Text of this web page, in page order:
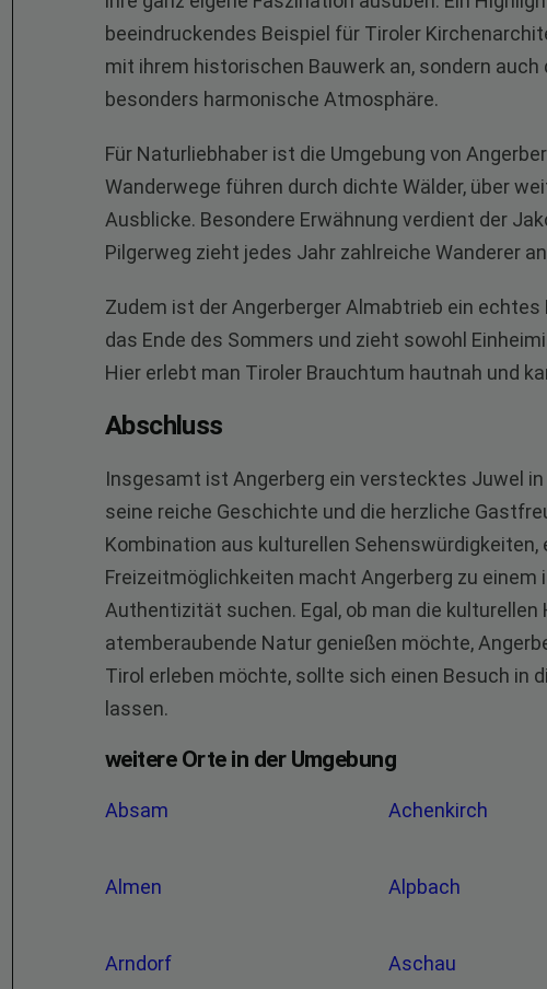
beeindruckendes Beispiel für Tiroler
mit ihrem historischen Bauwerk an, sondern
besonders harmonische Atmosphäre.
Für Naturliebhaber ist die Umgebung von
Wanderwege führen durch dichte Wälder, über
Ausblicke. Besondere Erwähnung verdient der
Pilgerweg zieht jedes Jahr zahlreiche Wanderer
Zudem ist der Angerberger Almabtrieb ein
das Ende des Sommers und zieht sowohl
Hier erlebt man Tiroler Brauchtum hautnah und
Abschluss
Insgesamt ist Angerberg ein verstecktes Juwel
seine reiche Geschichte und die herzliche
Kombination aus kulturellen
Freizeitmöglichkeiten macht Angerberg zu einem
Authentizität suchen. Egal, ob man die kulturellen
atemberaubende Natur genießen möchte,
Tirol erleben möchte, sollte sich einen Besuch in
lassen.
weitere Orte in der Umgebung
Absam Achenkirch
Almen Alpbach
Arndorf Aschau